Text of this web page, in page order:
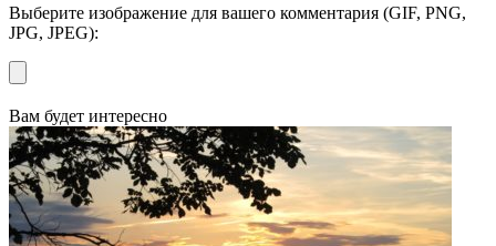
Выберите изображение для вашего комментария (GIF, PNG,
JPG, JPEG):
Вам будет интересно